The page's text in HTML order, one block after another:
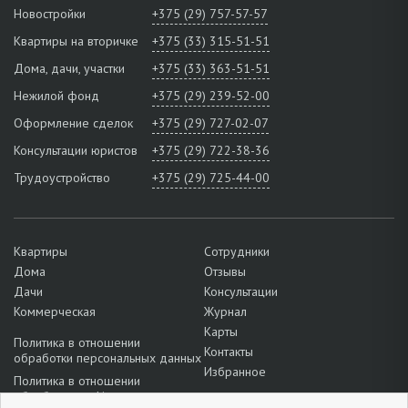
Новостройки
+375 (29) 757-57-57
Квартиры на вторичке
+375 (33) 315-51-51
Дома, дачи, участки
+375 (33) 363-51-51
Нежилой фонд
+375 (29) 239-52-00
Оформление сделок
+375 (29) 727-02-07
Консультации юристов
+375 (29) 722-38-36
Трудоустройство
+375 (29) 725-44-00
Квартиры
Дома
Дачи
Коммерческая
Политика в отношении
обработки персональных данных
Политика в отношении
обработки cookie
Сотрудники
Отзывы
Консультации
Журнал
Карты
Контакты
Избранное